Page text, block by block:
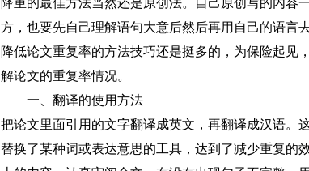
降重的最佳方法当然还是原创法。自己原创写的内容
方，也要先自己理解语句大意后然后再用自己的语言
降低论文重复率的方法技巧还是挺多的，为保险起见
解论文的重复率情况。
一、翻译的使用方法
把论文里面引用的文字翻译成英文，再翻译成汉语。
替换了某种词或表达意思的工具，达到了减少重复的